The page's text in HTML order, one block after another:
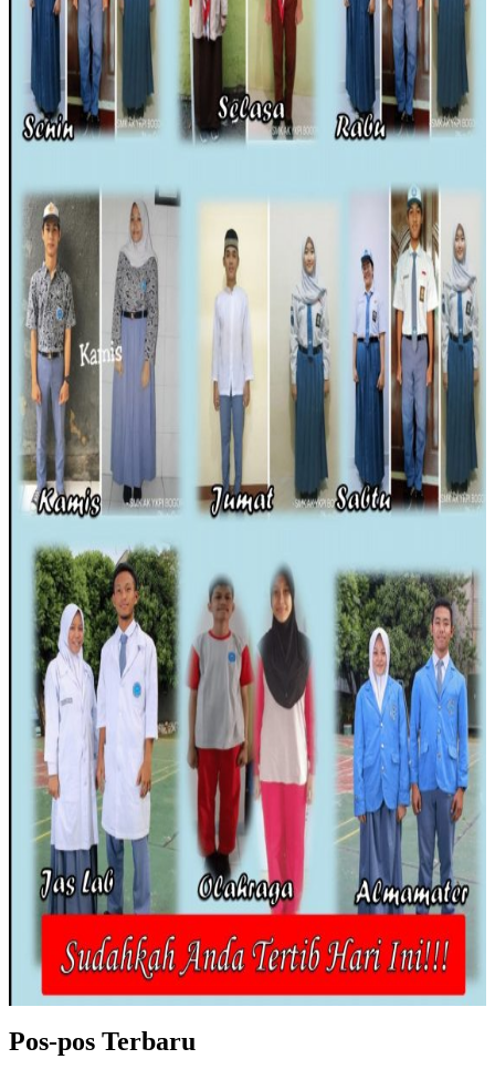
Pos-pos Terbaru